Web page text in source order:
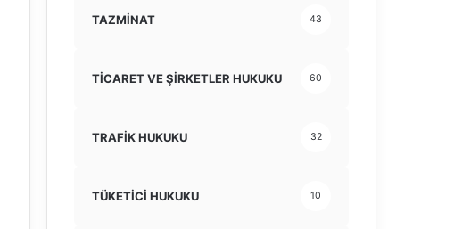
TAZMİNAT 43
TİCARET VE ŞİRKETLER HUKUKU 60
TRAFİK HUKUKU 32
TÜKETİCİ HUKUKU 10